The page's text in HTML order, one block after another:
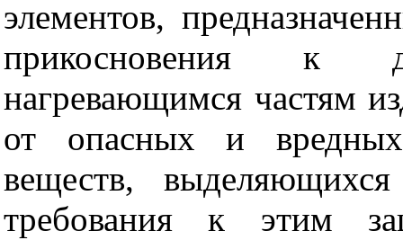
элементов,
прикосновения к
нагревающимся частям
от опасных и
веществ,
требования к этим